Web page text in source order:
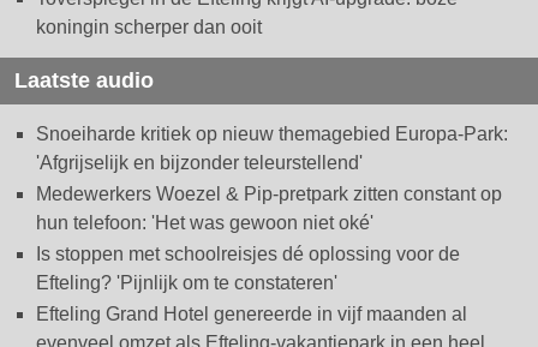
koningin scherper dan ooit
Laatste audio
Snoeiharde kritiek op nieuw themagebied Europa-Park:
'Afgrijselijk en bijzonder teleurstellend'
Medewerkers Woezel & Pip-pretpark zitten constant op
hun telefoon: 'Het was gewoon niet oké'
Is stoppen met schoolreisjes dé oplossing voor de
Efteling? 'Pijnlijk om te constateren'
Efteling Grand Hotel genereerde in vijf maanden al